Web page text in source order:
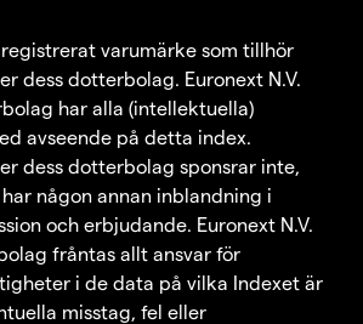
varumärke som tillhör
dess dotterbolag. Euronext N.V.
har alla (intellektuella)
avseende på detta index.
dess dotterbolag sponsrar inte,
någon annan inblandning i
och erbjudande. Euronext N.V.
fråntas allt ansvar för
i de data på vilka Indexet är
misstag, fel eller